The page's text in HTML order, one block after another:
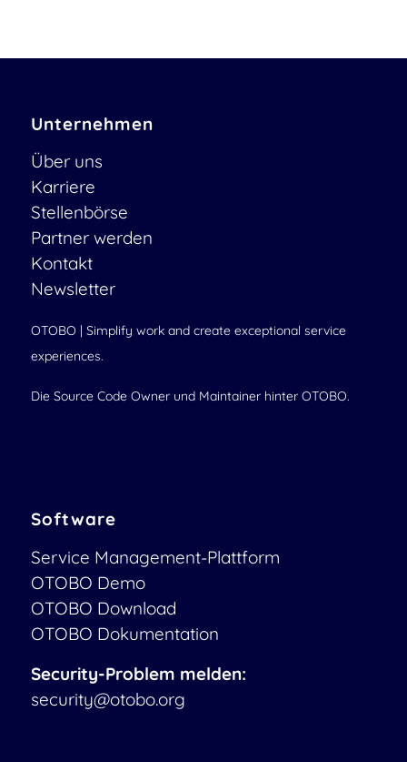
Unternehmen
Über uns
Karriere
Stellenbörse
Partner werden
Kontakt
Newsletter
OTOBO | Simplify work and create exceptional service
experiences.
Die Source Code Owner und Maintainer hinter OTOBO.
Software
Service Management-Plattform
OTOBO Demo
OTOBO Download
OTOBO Dokumentation
Security-Problem melden:
security@otobo.org